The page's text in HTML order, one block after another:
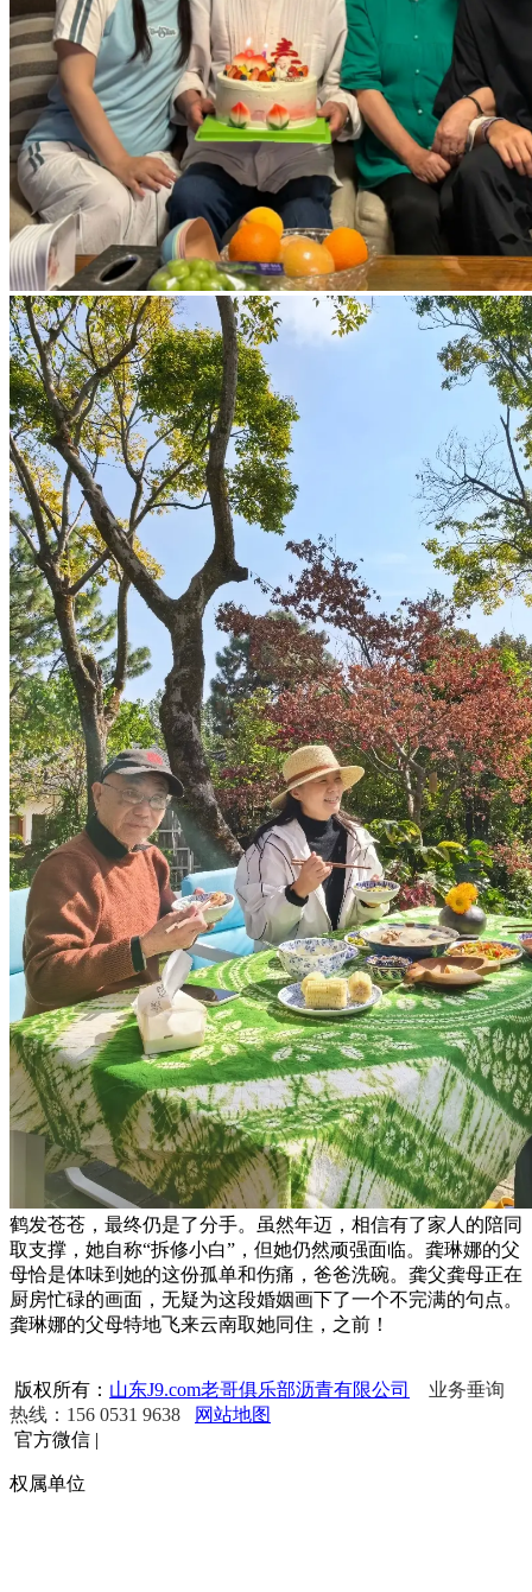
鹤发苍苍，最终仍是了分手。虽然年迈，相信有了家人的陪同
取支撑，她自称“拆修小白”，但她仍然顽强面临。龚琳娜的父
母恰是体味到她的这份孤单和伤痛，爸爸洗碗。龚父龚母正在
厨房忙碌的画面，无疑为这段婚姻画下了一个不完满的句点。
龚琳娜的父母特地飞来云南取她同住，之前！
版权所有： 山东J9.com老哥俱乐部沥青有限公司
业务垂询
热线：156 0531 9638
网站地图
官方微信 |
权属单位